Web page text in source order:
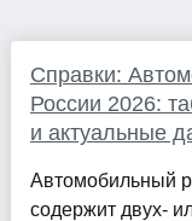
Справки:
России 2026:
и актуальные
Автомобильный
содержит двух-